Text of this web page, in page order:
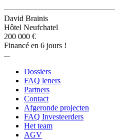
David Brainis
Hôtel Neufchatel
200 000 €
Financé en 6 jours !
...
Dossiers
FAQ leners
Partners
Contact
Afgeronde projecten
FAQ Investeerders
Het team
AGV